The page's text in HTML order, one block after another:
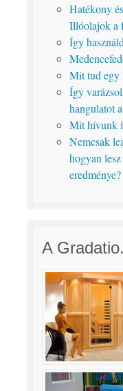
Hatékony
Illóolajok a
Így
Mit tud egy
Így
hangulatot
Mit hívunk
Nemcsak
hogyan
eredménye?
A